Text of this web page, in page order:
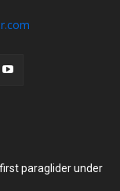
paraglider under